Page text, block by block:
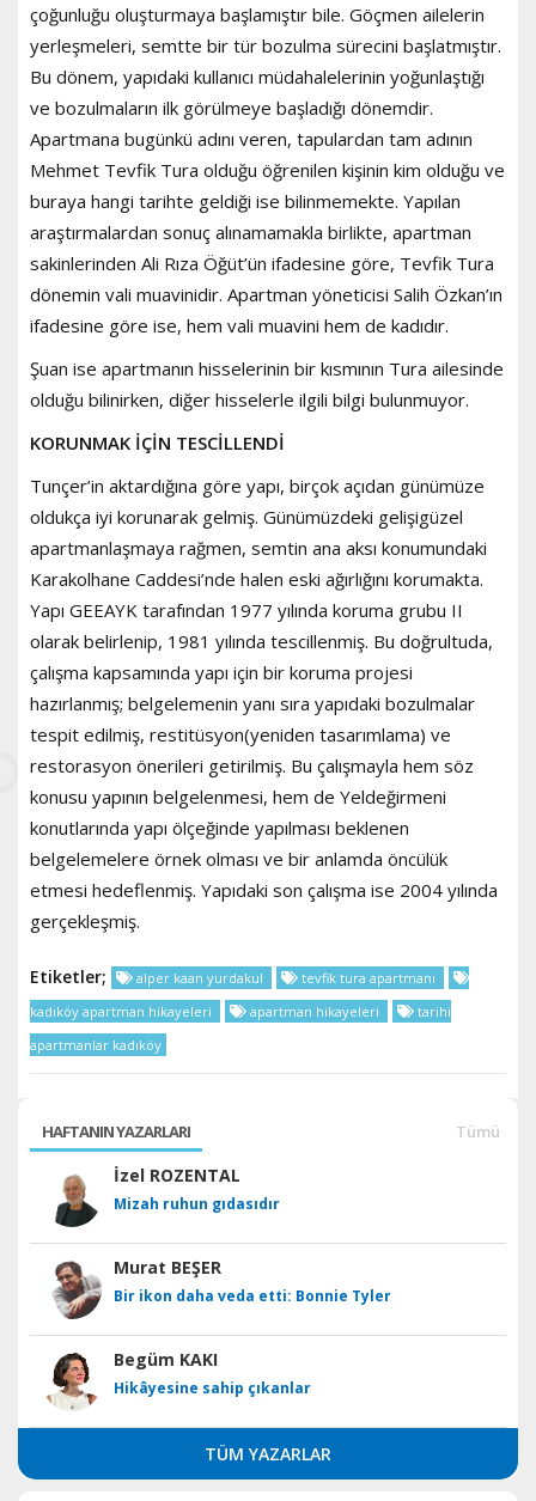
çoğunluğu oluşturmaya başlamıştır bile. Göçmen ailelerin
yerleşmeleri, semtte bir tür bozulma sürecini başlatmıştır.
Bu dönem, yapıdaki kullanıcı müdahalelerinin yoğunlaştığı
ve bozulmaların ilk görülmeye başladığı dönemdir.
Apartmana bugünkü adını veren, tapulardan tam adının
Mehmet Tevfik Tura olduğu öğrenilen kişinin kim olduğu ve
buraya hangi tarihte geldiği ise bilinmemekte. Yapılan
araştırmalardan sonuç alınamamakla birlikte, apartman
sakinlerinden Ali Rıza Öğüt’ün ifadesine göre, Tevfik Tura
dönemin vali muavinidir. Apartman yöneticisi Salih Özkan’ın
ifadesine göre ise, hem vali muavini hem de kadıdır.
Şuan ise apartmanın hisselerinin bir kısmının Tura ailesinde
olduğu bilinirken, diğer hisselerle ilgili bilgi bulunmuyor.
KORUNMAK İÇİN TESCİLLENDİ
Tunçer’in aktardığına göre yapı, birçok açıdan günümüze
oldukça iyi korunarak gelmiş. Günümüzdeki gelişigüzel
apartmanlaşmaya rağmen, semtin ana aksı konumundaki
Karakolhane Caddesi’nde halen eski ağırlığını korumakta.
Yapı GEEAYK tarafından 1977 yılında koruma grubu II
olarak belirlenip, 1981 yılında tescillenmiş. Bu doğrultuda,
çalışma kapsamında yapı için bir koruma projesi
hazırlanmış; belgelemenin yanı sıra yapıdaki bozulmalar
tespit edilmiş, restitüsyon(yeniden tasarımlama) ve
restorasyon önerileri getirilmiş. Bu çalışmayla hem söz
konusu yapının belgelenmesi, hem de Yeldeğirmeni
konutlarında yapı ölçeğinde yapılması beklenen
belgelemelere örnek olması ve bir anlamda öncülük
etmesi hedeflenmiş. Yapıdaki son çalışma ise 2004 yılında
gerçekleşmiş.
Etiketler; alper kaan yurdakul
tevfik tura apartmanı
kadıköy apartman hikayeleri
apartman hikayeleri
tarihi
apartmanlar kadıköy
HAFTANIN YAZARLARI Tümü
İzel ROZENTAL
Mizah ruhun gıdasıdır
Murat BEŞER
Bir ikon daha veda etti: Bonnie Tyler
Begüm KAKI
Hikâyesine sahip çıkanlar
TÜM YAZARLAR